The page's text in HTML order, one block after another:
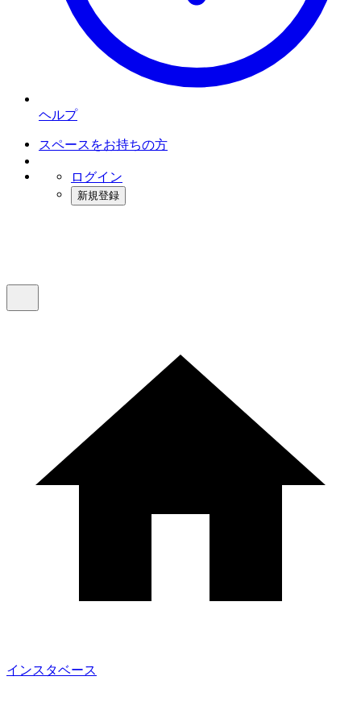
ヘルプ
スペースをお持ちの方
ログイン
新規登録
インスタベース